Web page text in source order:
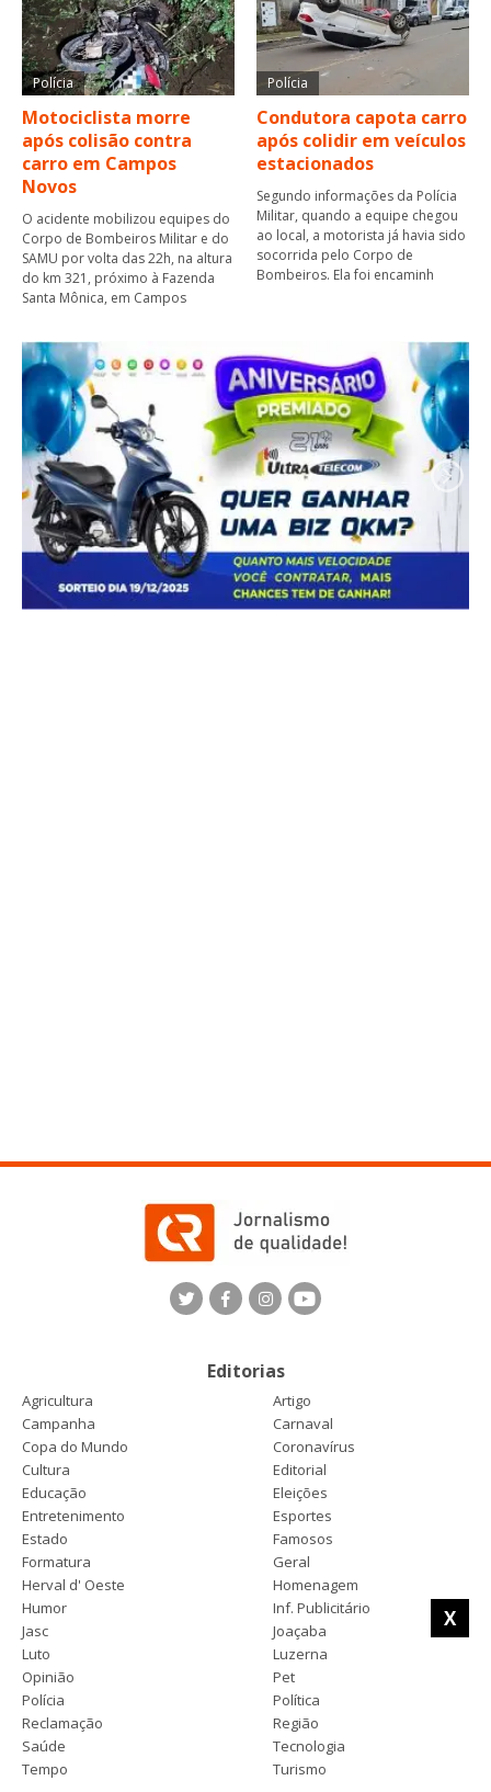
Polícia
Motociclista morre
após colisão contra
carro em Campos
Novos
O acidente mobilizou equipes do
Corpo de Bombeiros Militar e do
SAMU por volta das 22h, na altura
do km 321, próximo à Fazenda
Santa Mônica, em Campos
Polícia
Condutora capota carro
após colidir em veículos
estacionados
Segundo informações da Polícia
Militar, quando a equipe chegou
ao local, a motorista já havia sido
socorrida pelo Corpo de
Bombeiros. Ela foi encaminh
X
Editorias
Agricultura
Artigo
Campanha
Carnaval
Copa do Mundo
Coronavírus
Cultura
Editorial
Educação
Eleições
Entretenimento
Esportes
Estado
Famosos
Formatura
Geral
Herval d' Oeste
Homenagem
Humor
Inf. Publicitário
Jasc
Joaçaba
Luto
Luzerna
Opinião
Pet
Polícia
Política
Reclamação
Região
Saúde
Tecnologia
Tempo
Turismo